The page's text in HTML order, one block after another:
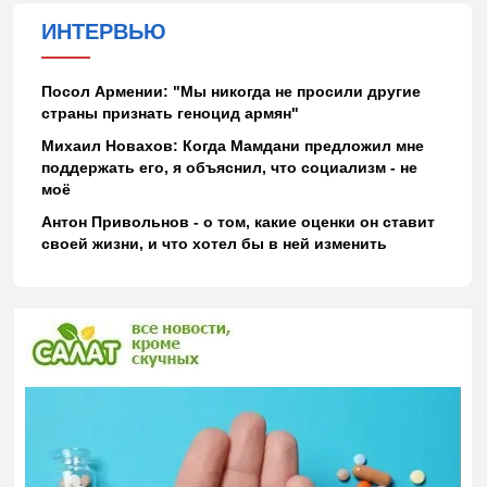
ИНТЕРВЬЮ
Посол Армении: "Мы никогда не просили другие
страны признать геноцид армян"
Михаил Новахов: Когда Мамдани предложил мне
поддержать его, я объяснил, что социализм - не
моё
Антон Привольнов - о том, какие оценки он ставит
своей жизни, и что хотел бы в ней изменить